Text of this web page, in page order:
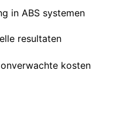
in ABS systemen
resultaten
kosten